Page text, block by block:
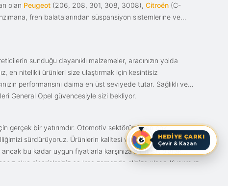
HEDİYE ÇARKI
Çevir & Kazan
olan Peugeot (206, 208, 301, 308, 3008), Citroën (C-
fren balatalarından süspansiyon sistemlerine ve
sunduğu dayanıklı malzemeler, aracınızın yolda
en nitelikli ürünleri size ulaştırmak için kesintisiz
performansını daima en üst seviyede tutar. Sağlıklı ve
General Opel güvencesiyle sizi bekliyor.
gerçek bir yatırımdır. Otomotiv sektörünün en çok
sürdürüyoruz. Ürünlerin kalitesi ve bunun fiyat karşılığı
bu kadar uygun fiyatlarla karşınıza bir fırsat olarak
olun siparişleriniz en kısa zamanda elinize ulaşır. Kusursuz